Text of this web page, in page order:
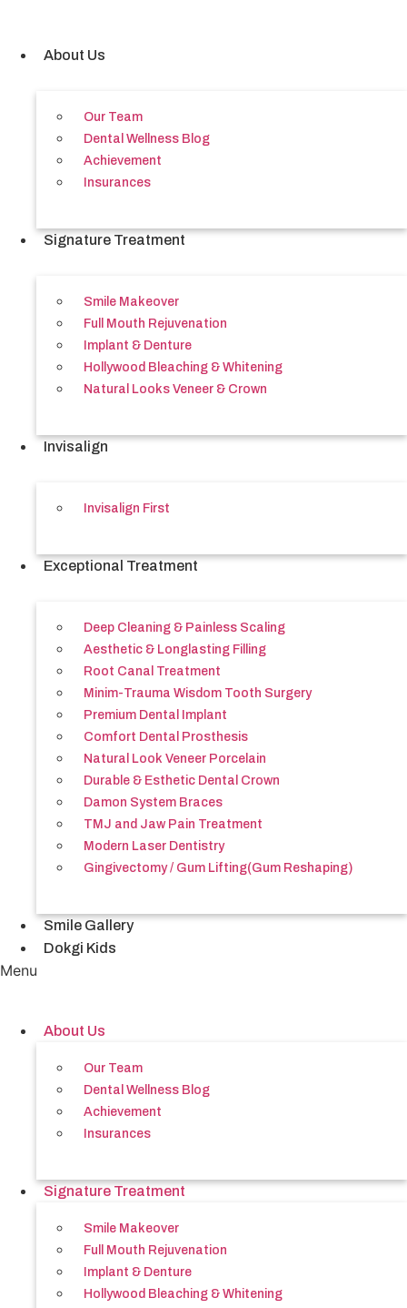
contentAbout Us
Our Team
Dental Wellness Blog
Achievement
Insurances
Signature Treatment
Smile Makeover
Full Mouth Rejuvenation
Implant & Denture
Hollywood Bleaching & Whitening
Natural Looks Veneer & Crown
Invisalign
Invisalign First
Exceptional Treatment
Deep Cleaning & Painless Scaling
Aesthetic & Longlasting Filling
Root Canal Treatment
Minim-Trauma Wisdom Tooth Surgery
Premium Dental Implant
Comfort Dental Prosthesis
Natural Look Veneer Porcelain
Durable & Esthetic Dental Crown
Damon System Braces
TMJ and Jaw Pain Treatment
Modern Laser Dentistry
Gingivectomy / Gum Lifting(Gum Reshaping)
Smile Gallery
Dokgi Kids
Menu
About Us
Our Team
Dental Wellness Blog
Achievement
Insurances
Signature Treatment
Smile Makeover
Full Mouth Rejuvenation
Implant & Denture
Hollywood Bleaching & Whitening